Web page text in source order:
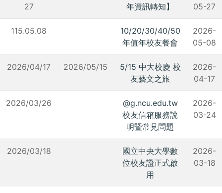
27
年資訊轉知】
05-27
115.05.08
10/20/30/40/50
年值年校友餐會
2026-
05-08
2026/04/17 2026/05/15
5/15 中大校慶 校
友藝文之旅
2026-
04-17
2026/03/26
@g.ncu.edu.tw
校友信箱服務說
明暨常見問題
2026-
03-24
2026/03/18
國立中央大學數
位校友證正式啟
用
2026-
03-18